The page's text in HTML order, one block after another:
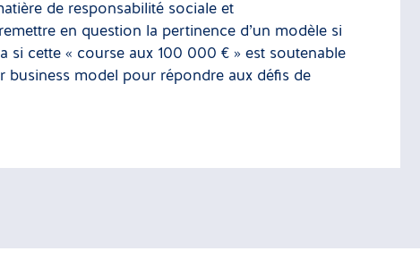
de responsabilité sociale et
en question la pertinence d’un modèle si
si cette « course aux 100 000 € » est soutenable
business model pour répondre aux défis de